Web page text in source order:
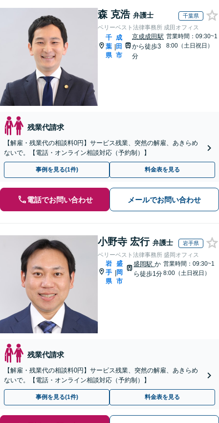
森 克浩 弁護士 千葉県
ベリーベスト法律事務所 成田オフィス
千
葉
県
|
成
田
市
京成成田駅
から徒歩3
分
営業時間：09:30~1
8:00（土日祝日）
残業代請求
【解雇・残業代の相談料0円】サービス残業、突然の解雇、あきらめ
ないで。【電話・オンライン相談対応（予約制）】
事例を見る(1件) 料金表を見る
電話でお問い合わせ メールでお問い合わせ
小野寺 宏行 弁護士 岩手県
ベリーベスト法律事務所 盛岡オフィス
岩
手
県
|
盛
岡
市
盛岡駅か
ら徒歩1分
営業時間：09:30~1
8:00（土日祝日）
残業代請求
【解雇・残業代の相談料0円】サービス残業、突然の解雇、あきらめ
ないで。【電話・オンライン相談対応（予約制）】
事例を見る(1件) 料金表を見る